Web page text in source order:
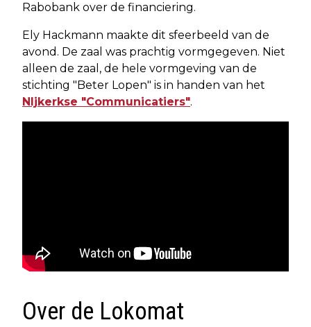
Rabobank over de financiering.
Ely Hackmann maakte dit sfeerbeeld van de
avond. De zaal was prachtig vormgegeven. Niet
alleen de zaal, de hele vormgeving van de
stichting "Beter Lopen" is in handen van het
NIjkerkse "Communicatiers".
Over de Lokomat